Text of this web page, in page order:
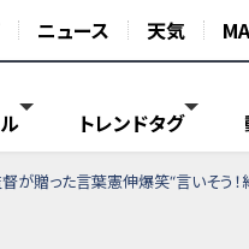
ニュース 天気
トレンドタグ
が贈った言葉憲伸爆笑“言いそう！